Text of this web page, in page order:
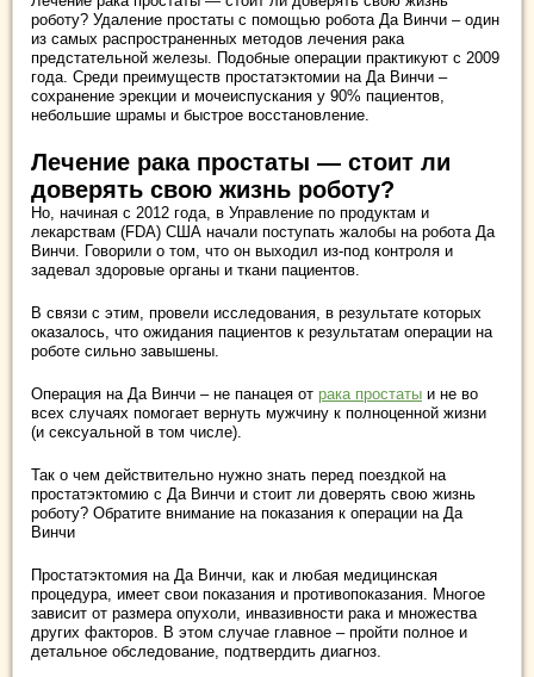
роботу? Удаление простаты с помощью робота Да Винчи – один
из самых распространенных методов лечения рака
предстательной железы. Подобные операции практикуют с 2009
года. Среди преимуществ простатэктомии на Да Винчи –
сохранение эрекции и мочеиспускания у 90% пациентов,
небольшие шрамы и быстрое восстановление.
Лечение рака простаты — стоит ли
доверять свою жизнь роботу?
Но, начиная с 2012 года, в Управление по продуктам и
лекарствам (FDA) США начали поступать жалобы на робота Да
Винчи. Говорили о том, что он выходил из-под контроля и
задевал здоровые органы и ткани пациентов.
В связи с этим, провели исследования, в результате которых
оказалось, что ожидания пациентов к результатам операции на
роботе сильно завышены.
Операция на Да Винчи – не панацея от рака простаты и не во
всех случаях помогает вернуть мужчину к полноценной жизни
(и сексуальной в том числе).
Так о чем действительно нужно знать перед поездкой на
простатэктомию с Да Винчи и стоит ли доверять свою жизнь
роботу? Обратите внимание на показания к операции на Да
Винчи
Простатэктомия на Да Винчи, как и любая медицинская
процедура, имеет свои показания и противопоказания. Многое
зависит от размера опухоли, инвазивности рака и множества
других факторов. В этом случае главное – пройти полное и
детальное обследование, подтвердить диагноз.